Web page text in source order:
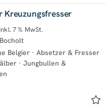
Kreuzungsfresser
7 % MwSt.
Belgier · Absetzer & Fresser
· Jungbullen &